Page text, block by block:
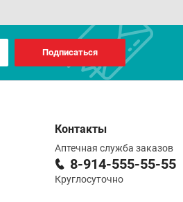
Подписаться
Контакты
Аптечная служба заказов
8-914-555-55-55
Круглосуточно